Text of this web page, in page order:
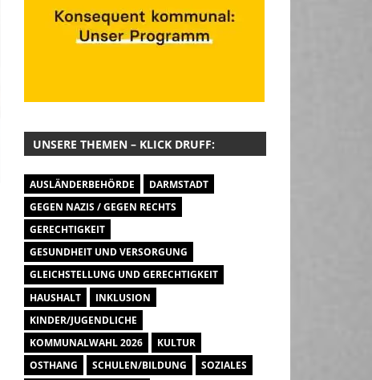
UNSERE THEMEN – KLICK DRUFF:
AUSLÄNDERBEHÖRDE
DARMSTADT
GEGEN NAZIS / GEGEN RECHTS
GERECHTIGKEIT
GESUNDHEIT UND VERSORGUNG
GLEICHSTELLUNG UND GERECHTIGKEIT
HAUSHALT
INKLUSION
KINDER/JUGENDLICHE
KOMMUNALWAHL 2026
KULTUR
OSTHANG
SCHULEN/BILDUNG
SOZIALES